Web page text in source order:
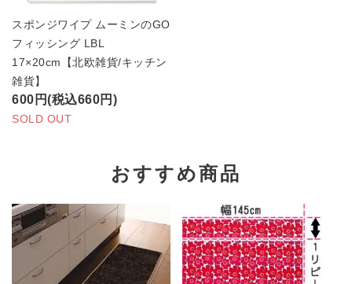
スポンジワイプ ムーミンのGO
フィッシング LBL
17×20cm【北欧雑貨/キッチン
雑貨】
600円(税込660円)
SOLD OUT
おすすめ商品